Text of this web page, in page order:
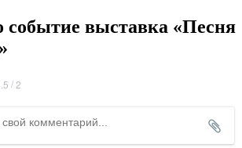
выставка «Песня
/2